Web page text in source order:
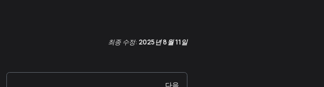
최종 수정: 2025년 8월 11일
다음